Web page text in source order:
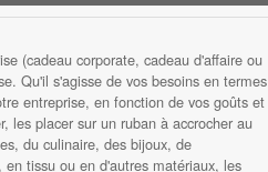
(cadeau corporate, cadeau d'affaire ou
Qu'il s'agisse de vos besoins en termes
entreprise, en fonction de vos goûts et
les placer sur un ruban à accrocher au
du culinaire, des bijoux, de
tissu ou en d'autres matériaux, les